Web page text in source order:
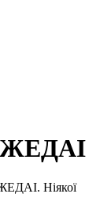
Ніякої